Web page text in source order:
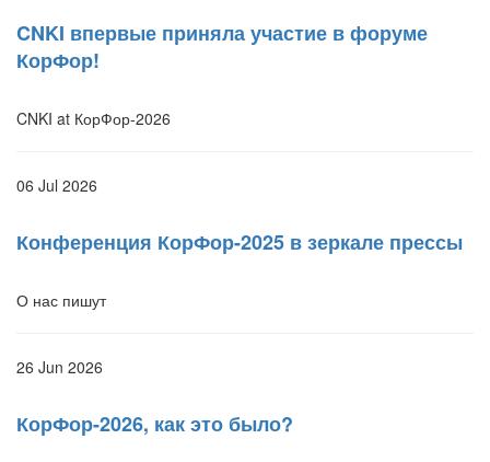
CNKI впервые приняла участие в форуме
КорФор!
CNKI at КорФор-2026
06 Jul 2026
Конференция КорФор-2025 в зеркале прессы
О нас пишут
26 Jun 2026
КорФор-2026, как это было?